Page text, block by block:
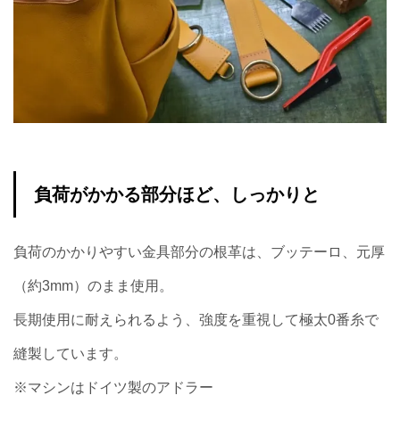
負荷がかかる部分ほど、しっかりと
負荷のかかりやすい金具部分の根革は、ブッテーロ、元厚
（約3mm）のまま使用。
長期使用に耐えられるよう、強度を重視して極太0番糸で
縫製しています。
※マシンはドイツ製のアドラー